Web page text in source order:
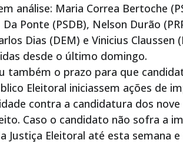
análise: Maria Correa Bertoche
Da Ponte (PSDB), Nelson Durão
Dias (DEM) e Vinicius Claussen
desde o último domingo.
também o prazo para que
Eleitoral iniciassem ações de
contra a candidatura dos
Caso o candidato não sofra a
Justiça Eleitoral até esta semana